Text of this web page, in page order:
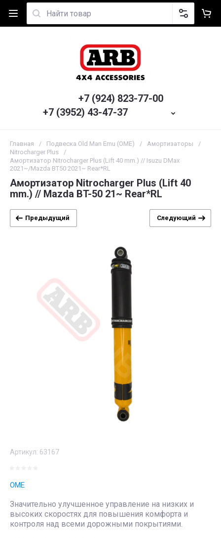
+7 (924) 823-77-00
+7 (3952) 43-47-37
Главная / Подвеска Old Man Emu (OME) / Амортизаторы
/
Nitrocharger Plus
/
Амортизатор Nitrocharger Plus (Lift 40 mm.) // Isuzu DMax
2021~/Mazda BT50 2021~ Rear*RL
Амортизатор Nitrocharger Plus (Lift 40
mm.) // Mazda BT-50 21~ Rear*RL
Предыдущий Следующий
Артикул: 63167
OME
Значительно улучшенное управление на низких и
высоких скоростях для повышения комфорта и
контроля над всеми дорожными покрытиями.